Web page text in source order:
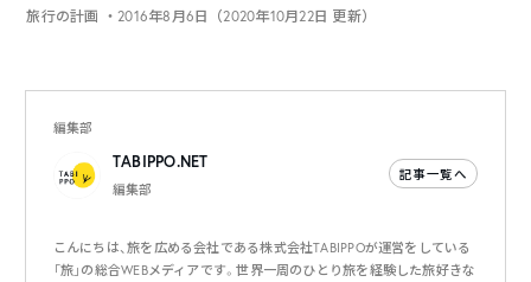
旅行の計画 ・2016年8月6日（2020年10月22日 更新）
編集部
TABIPPO.NET
編集部
記事一覧へ
こんにちは、旅を広める会社である株式会社TABIPPOが運営をしている
「旅」の総合WEBメディアです。世界一周のひとり旅を経験した旅好きな